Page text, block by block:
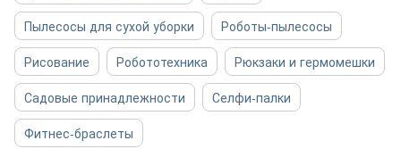
Пылесосы для сухой уборки
Роботы-пылесосы
Рисование
Робототехника
Рюкзаки и гермомешки
Садовые принадлежности
Селфи-палки
Фитнес-браслеты